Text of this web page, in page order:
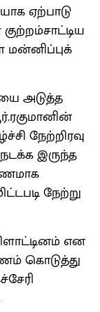
ஏற்பாடு
மன்னிப்புக்
அடுத்த
நேற்றிரவு
இருந்த
நேற்று
என
கொடுத்து